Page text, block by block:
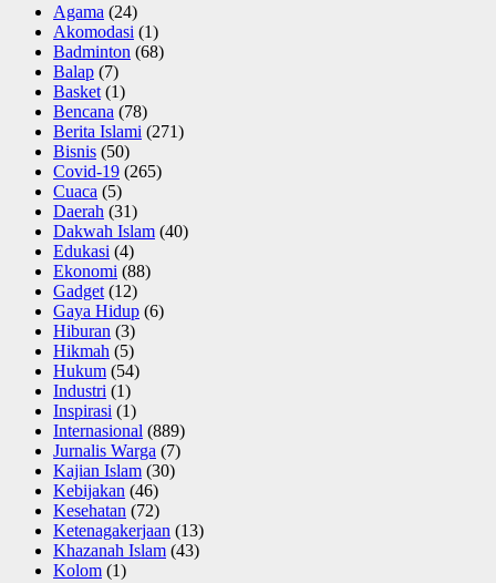
Agama (24)
Akomodasi (1)
Badminton (68)
Balap (7)
Basket (1)
Bencana (78)
Berita Islami (271)
Bisnis (50)
Covid-19 (265)
Cuaca (5)
Daerah (31)
Dakwah Islam (40)
Edukasi (4)
Ekonomi (88)
Gadget (12)
Gaya Hidup (6)
Hiburan (3)
Hikmah (5)
Hukum (54)
Industri (1)
Inspirasi (1)
Internasional (889)
Jurnalis Warga (7)
Kajian Islam (30)
Kebijakan (46)
Kesehatan (72)
Ketenagakerjaan (13)
Khazanah Islam (43)
Kolom (1)